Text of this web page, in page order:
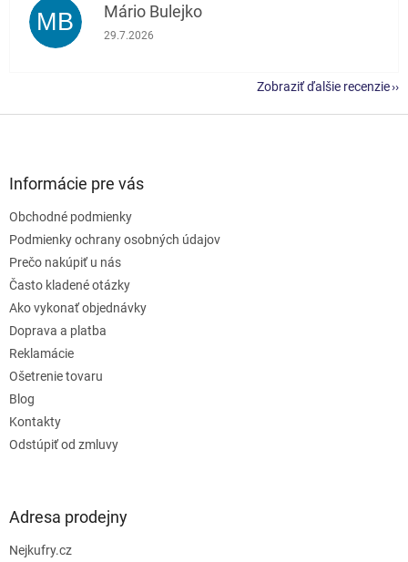
MB Mário Bulejko
Hodnotenie obchodu je 5 z 5 hviezdičiek.
29.7.2026
Zobraziť ďalšie recenzie
Informácie pre vás
Obchodné podmienky
Podmienky ochrany osobných údajov
Prečo nakúpiť u nás
Často kladené otázky
Ako vykonať objednávky
Doprava a platba
Reklamácie
Ošetrenie tovaru
Blog
Kontakty
Odstúpiť od zmluvy
Adresa prodejny
Nejkufry.cz